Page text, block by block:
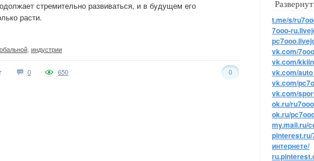
t.me/s/
7ooo-
vk.com/
vk.com/
vk.com/
vk.com/
vk.com/
ok.ru/ru7ooo
ok.ru/
my.mail.ru/
интернете/
стремительно развиваться, и в будущем его
расти.
индустрии
0 0
650